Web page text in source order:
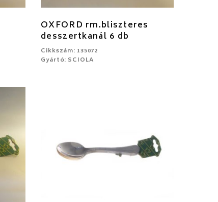
OXFORD rm.bliszteres
desszertkanál 6 db
Cikkszám: 135072
Gyártó: SCIOLA